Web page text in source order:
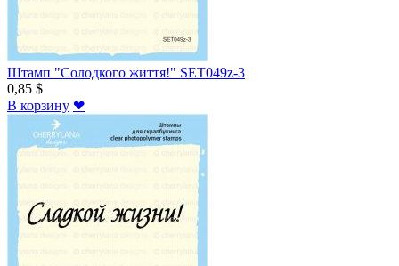
Штамп "Солодкого життя!" SET049z-3
0,85 $
В корзину ❤